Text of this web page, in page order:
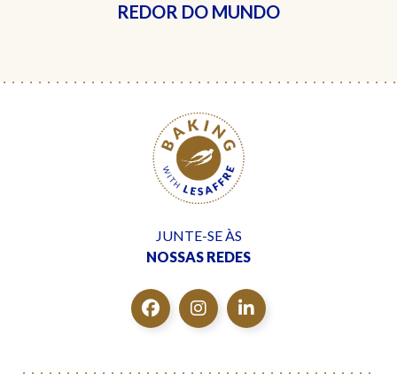
REDOR DO MUNDO
JUNTE-SE ÀS
NOSSAS REDES